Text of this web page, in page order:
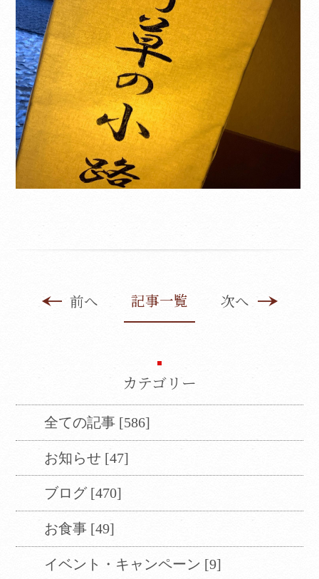
前へ 記事一覧 次へ
カテゴリー
全ての記事 [586]
お知らせ [47]
ブログ [470]
お食事 [49]
イベント・キャンペーン [9]